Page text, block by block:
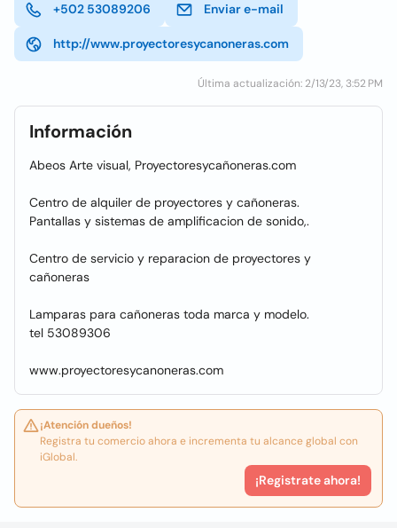
+502 53089206 Enviar e-mail
http://www.proyectoresycanoneras.com
Última actualización: 2/13/23, 3:52 PM
Información
Abeos Arte visual, Proyectoresycañoneras.com
Centro de alquiler de proyectores y cañoneras.
Pantallas y sistemas de amplificacion de sonido,.
Centro de servicio y reparacion de proyectores y
cañoneras
Lamparas para cañoneras toda marca y modelo.
tel 53089306
www.proyectoresycanoneras.com
¡Atención dueños!
Registra tu comercio ahora e incrementa tu alcance global con
iGlobal.
¡Registrate ahora!